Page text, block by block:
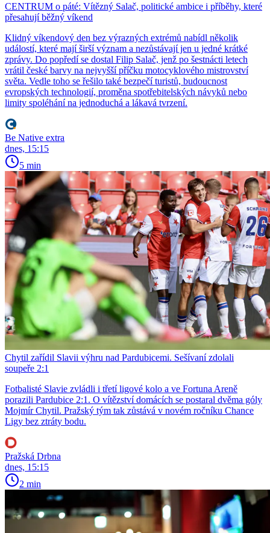
CENTRUM o páté: Vítězný Salač, politické ambice i příběhy, které
přesahují běžný víkend
Klidný víkendový den bez výrazných extrémů nabídl několik
událostí, které mají širší význam a nezůstávají jen u jedné krátké
zprávy. Do popředí se dostal Filip Salač, jenž po šestnácti letech
vrátil české barvy na nejvyšší příčku motocyklového mistrovství
světa. Vedle toho se řešilo také bezpečí turistů, budoucnost
evropských technologií, proměna spotřebitelských návyků nebo
limity spoléhání na jednoduchá a lákavá tvrzení.
Be Native extra
dnes, 15:15
5 min
Chytil zařídil Slavii výhru nad Pardubicemi. Sešívaní zdolali
soupeře 2:1
Fotbalisté Slavie zvládli i třetí ligové kolo a ve Fortuna Areně
porazili Pardubice 2:1. O vítězství domácích se postaral dvěma góly
Mojmír Chytil. Pražský tým tak zůstává v novém ročníku Chance
Ligy bez ztráty bodu.
Pražská Drbna
dnes, 15:15
2 min